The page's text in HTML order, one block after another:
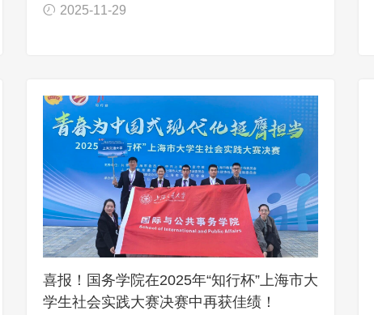
2025-11-29
喜报！国务学院在2025年“知行杯”上海市大
学生社会实践大赛决赛中再获佳绩！